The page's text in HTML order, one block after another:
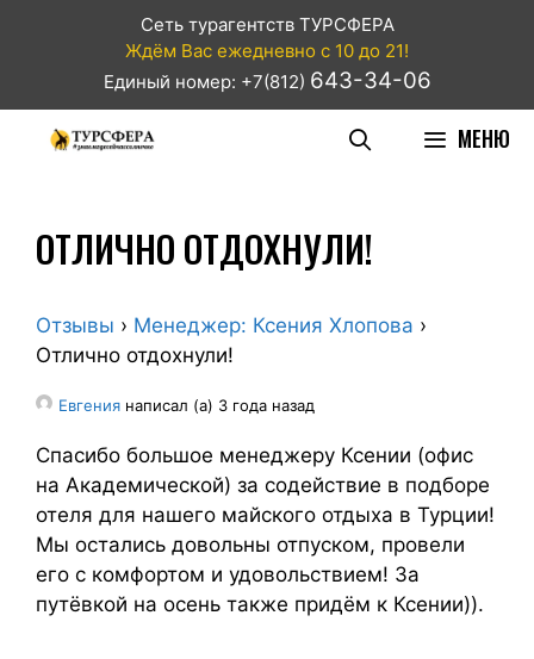
Сеть турагентств ТУРСФЕРА
Ждём Вас ежедневно с 10 до 21!
Единый номер: +7(812) 643-34-06
МЕНЮ
ОТЛИЧНО ОТДОХНУЛИ!
Отзывы › Менеджер: Ксения Хлопова ›
Отлично отдохнули!
Евгения написал (а) 3 года назад
Спасибо большое менеджеру Ксении (офис
на Академической) за содействие в подборе
отеля для нашего майского отдыха в Турции!
Мы остались довольны отпуском, провели
его с комфортом и удовольствием! За
путёвкой на осень также придём к Ксении)).